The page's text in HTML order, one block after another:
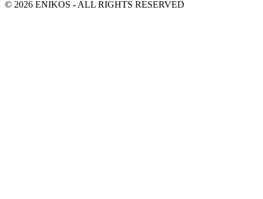
© 2026 ENIKOS - ALL RIGHTS RESERVED